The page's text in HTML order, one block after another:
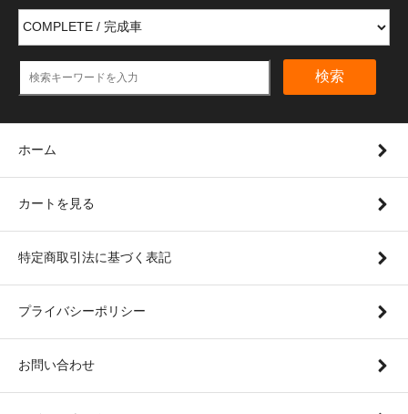
検索
ホーム
カートを見る
特定商取引法に基づく表記
プライバシーポリシー
お問い合わせ